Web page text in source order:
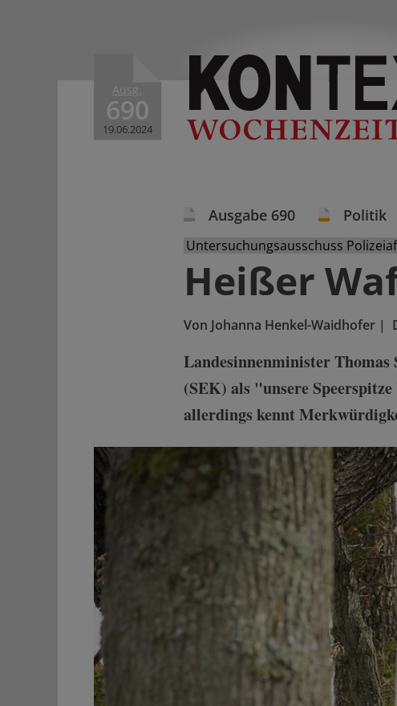
Ausg.
690
19.06.2024
Ausgabe 690 Politik
Untersuchungsausschuss
Heißer
Von Johanna Henkel-Waidhofer |
Landesinnenminister
(SEK) als "unsere
allerdings kennt